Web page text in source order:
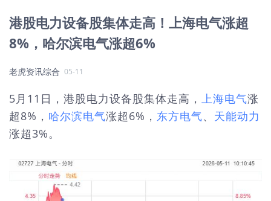
港股电力设备股集体走高！上海电气涨超
8%，哈尔滨电气涨超6%
老虎资讯综合 05-11
5月11日，港股电力设备股集体走高， 上海电气涨
超8%， 哈尔滨电气涨超6%， 东方电气、 天能动力
涨超3%。